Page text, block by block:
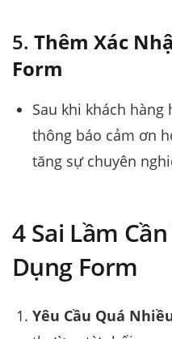
5. Thêm Xác
Form
Sau khi khách
thông báo cảm ơn
tăng sự chuyên
4 Sai Lầm
Dụng Form
Yêu Cầu Quá